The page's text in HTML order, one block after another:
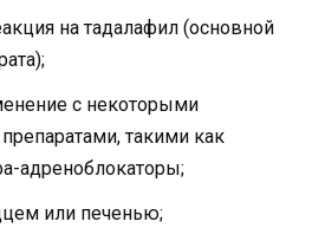
на тадалафил (основной
с некоторыми
такими как
адреноблокаторы;
или печенью;